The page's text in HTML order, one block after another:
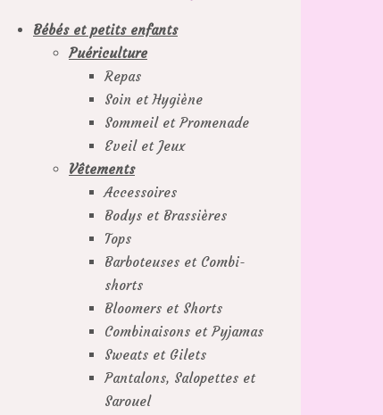
Bébés et petits enfants
Puériculture
Repas
Soin et Hygiène
Sommeil et Promenade
Eveil et Jeux
Vêtements
Accessoires
Bodys et Brassières
Tops
Barboteuses et Combi-
shorts
Bloomers et Shorts
Combinaisons et Pyjamas
Sweats et Gilets
Pantalons, Salopettes et
Sarouel